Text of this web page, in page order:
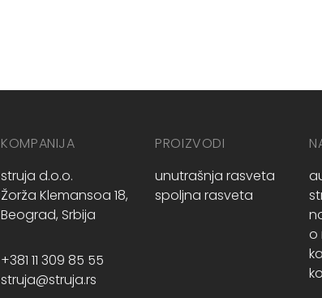
KOMPANIJA
struja d.o.o.
Žorža Klemansoa 18,
Beograd, Srbija
+381 11 309 85 55
struja@struja.rs
PROIZVODI
unutrašnja rasveta
spoljna rasveta
o